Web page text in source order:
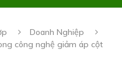
Doanh Nghiệp
công nghệ giảm áp cột